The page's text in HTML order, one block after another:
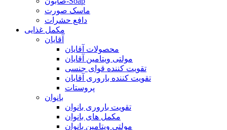
ماسک صورت
دافع حشرات
مکمل غذایی
آقایان
محصولات آقایان
مولتی ویتامین آقایان
تقویت کننده قوای جنسی
تقویت کننده باروری آقایان
پروستات
بانوان
تقویت باروری بانوان
مکمل های بانوان
مولتی ویتامین بانوان